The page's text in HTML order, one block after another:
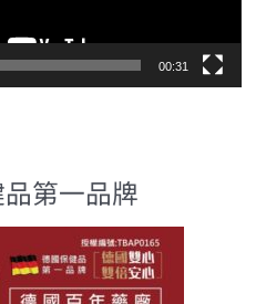
00:31
第一品牌